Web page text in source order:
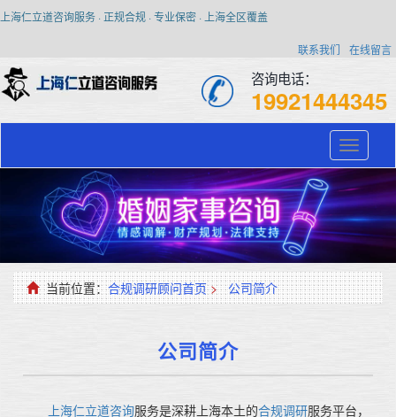
上海仁立道咨询服务 · 正规合规 · 专业保密 · 上海全区覆盖
联系我们 在线留言
咨询电话：
19921444345
Toggle
当前位置：合规调研顾问首页 > 公司简介
公司简介
上海仁立道咨询服务是深耕上海本土的合规调研服务平台，